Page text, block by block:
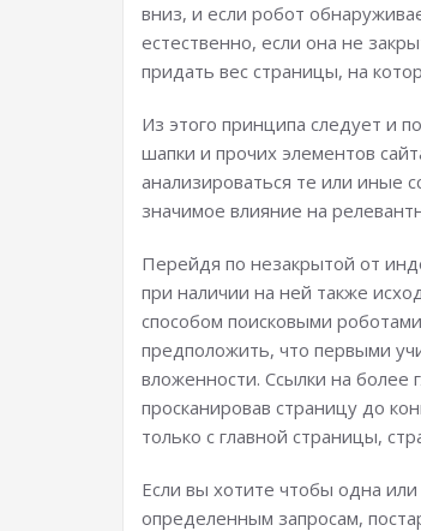
вниз, и если робот
естественно, если она не
придать вес страницы, на
Из этого принципа следует и
шапки и прочих элементов
анализироваться те или иные
значимое влияние на
Перейдя по незакрытой от
при наличии на ней также
способом поисковыми
предположить, что первыми
вложенности. Ссылки на более
просканировав страницу до
только с главной страницы,
Если вы хотите чтобы одна
определенным запросам,